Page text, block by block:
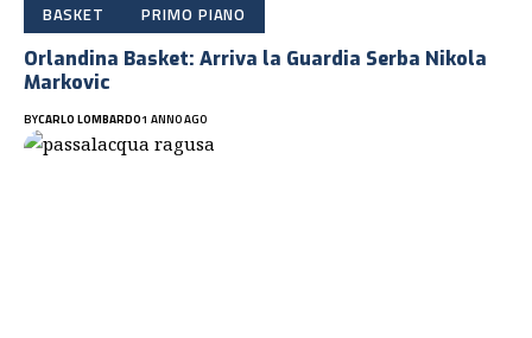
BASKET PRIMO PIANO
Orlandina Basket: Arriva la Guardia Serba Nikola
Markovic
BYCARLO LOMBARDO1 ANNO AGO